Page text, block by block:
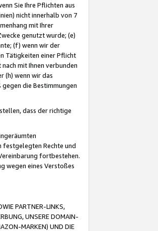
Sie Ihre Pflichten aus
nicht innerhalb von 7
mit Ihrer
genutzt wurde; (e)
(f) wenn wir der
Tätigkeiten einer Pflicht
mit Ihnen verbunden
(h) wenn wir das
die Bestimmungen
dass der richtige
festgelegten Rechte und
fortbestehen.
wegen eines Verstoßes
PARTNER-LINKS,
UNSERE DOMAIN-
MARKEN) UND DIE